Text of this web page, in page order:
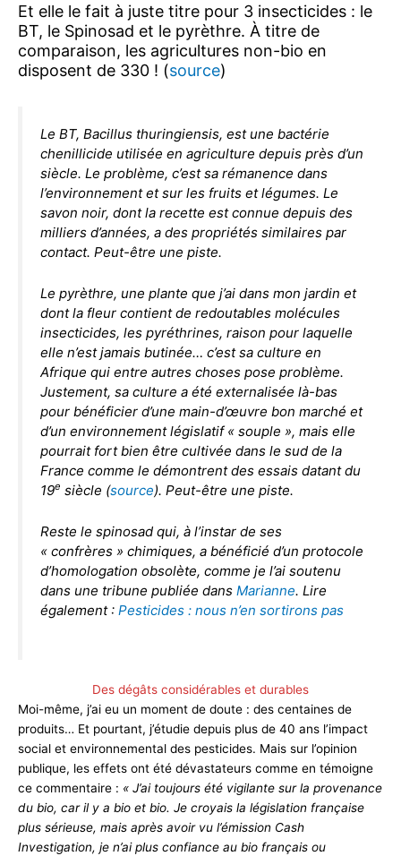
Et elle le fait à juste titre pour 3 insecticides : le
BT, le Spinosad et le pyrèthre. À titre de
comparaison, les agricultures non-bio en
disposent de 330 ! (source)
Le BT, Bacillus thuringiensis, est une bactérie
chenillicide utilisée en agriculture depuis près d’un
siècle. Le problème, c’est sa rémanence dans
l’environnement et sur les fruits et légumes. Le
savon noir, dont la recette est connue depuis des
milliers d’années, a des propriétés similaires par
contact. Peut-être une piste.
Le pyrèthre, une plante que j’ai dans mon jardin et
dont la fleur contient de redoutables molécules
insecticides, les pyréthrines, raison pour laquelle
elle n’est jamais butinée… c’est sa culture en
Afrique qui entre autres choses pose problème.
Justement, sa culture a été externalisée là-bas
pour bénéficier d’une main-d’œuvre bon marché et
d’un environnement législatif « souple », mais elle
pourrait fort bien être cultivée dans le sud de la
France comme le démontrent des essais datant du
19e siècle (source). Peut-être une piste.
Reste le spinosad qui, à l’instar de ses
« confrères » chimiques, a bénéficié d’un protocole
d’homologation obsolète, comme je l’ai soutenu
dans une tribune publiée dans Marianne. Lire
également : Pesticides : nous n’en sortirons pas
Des dégâts considérables et durables
Moi-même, j’ai eu un moment de doute : des centaines de
produits… Et pourtant, j’étudie depuis plus de 40 ans l’impact
social et environnemental des pesticides. Mais sur l’opinion
publique, les effets ont été dévastateurs comme en témoigne
ce commentaire : « J’ai toujours été vigilante sur la provenance
du bio, car il y a bio et bio. Je croyais la législation française
plus sérieuse, mais après avoir vu l’émission Cash
Investigation, je n’ai plus confiance au bio français ou